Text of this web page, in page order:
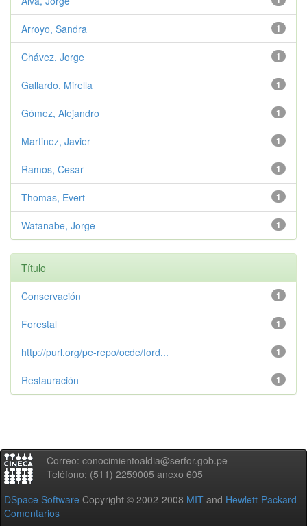
1
Arroyo, Sandra
1
Chávez, Jorge
1
Gallardo, Mirella
1
Gómez, Alejandro
1
Martinez, Javier
1
Ramos, Cesar
1
Thomas, Evert
1
Watanabe, Jorge
Título
1
Conservación
1
Forestal
1
http://purl.org/pe-repo/ocde/ford...
1
Restauración
Correo: conocimientoaldia@serfor.gob.pe
Teléfono: (511) 2259005 anexo 605
DSpace Software Copyright © 2002-2008 MIT and Hewlett-Packard -
Comentarios